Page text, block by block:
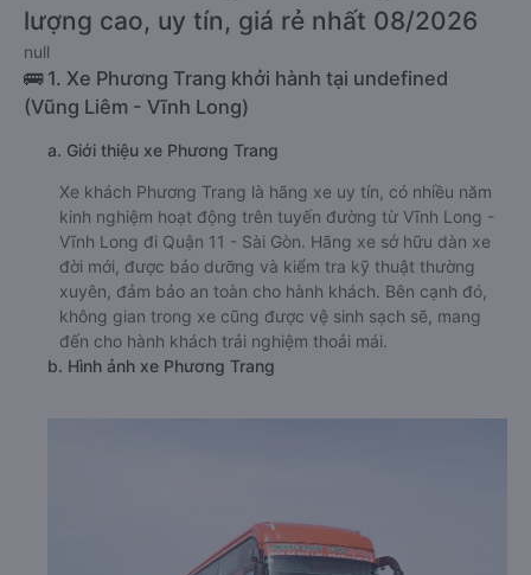
lượng cao, uy tín, giá rẻ nhất 08/2026
null
🚌 1. Xe Phương Trang khởi hành tại undefined
(Vũng Liêm - Vĩnh Long)
a. Giới thiệu xe Phương Trang
Xe khách Phương Trang là hãng xe uy tín, có nhiều năm
kinh nghiệm hoạt động trên tuyến đường từ Vĩnh Long -
Vĩnh Long đi Quận 11 - Sài Gòn. Hãng xe sở hữu dàn xe
đời mới, được bảo dưỡng và kiểm tra kỹ thuật thường
xuyên, đảm bảo an toàn cho hành khách. Bên cạnh đó,
không gian trong xe cũng được vệ sinh sạch sẽ, mang
đến cho hành khách trải nghiệm thoải mái.
b. Hình ảnh xe Phương Trang